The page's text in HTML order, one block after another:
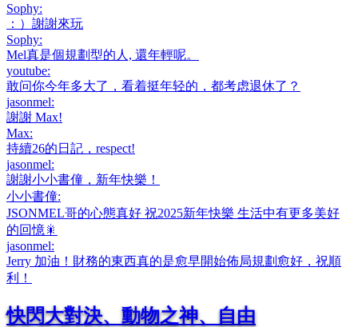
Sophy:
：）謝謝來玩
Sophy:
Mel真是個規劃型的人, 還年輕呢。
youtube:
敢问你今年多大了，看着挺年轻的，都考虑退休了？
jasonmel:
謝謝 Max!
Max:
持續26的日記，respect!
jasonmel:
謝謝小小書僮，新年快樂！
小小書僮:
JSONMEL哥的心態真好 祝2025新年快樂 生活中有更多美好
的回憶🎇
jasonmel:
Jerry 加油！財務的東西真的是愈早開始佈局規劃愈好，祝順
利！
快閃大對決、動物之神、自由